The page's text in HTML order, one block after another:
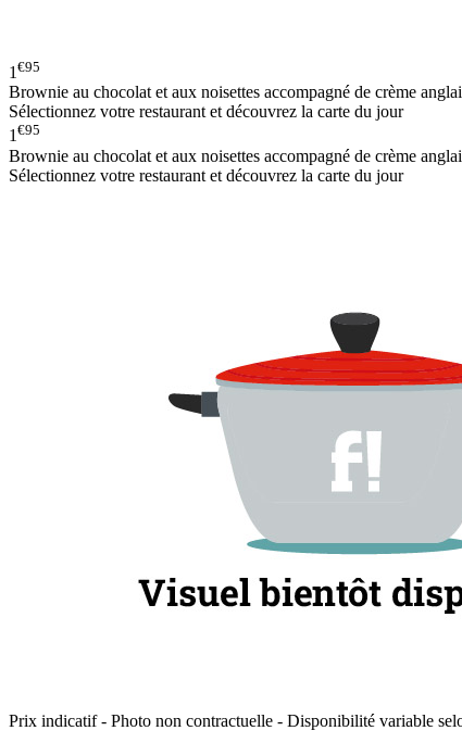
1€95
Brownie au chocolat et aux noisettes accompagné de crème
Sélectionnez votre restaurant et découvrez la carte du jour
1€95
Brownie au chocolat et aux noisettes accompagné de crème
Sélectionnez votre restaurant et découvrez la carte du jour
Prix indicatif - Photo non contractuelle - Disponibilité variable